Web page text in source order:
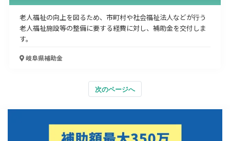
老人福祉の向上を図るため、市町村や社会福祉法人などが行う
老人福祉施設等の整備に要する経費に対し、補助金を交付しま
す。
岐阜県補助金
次のページへ